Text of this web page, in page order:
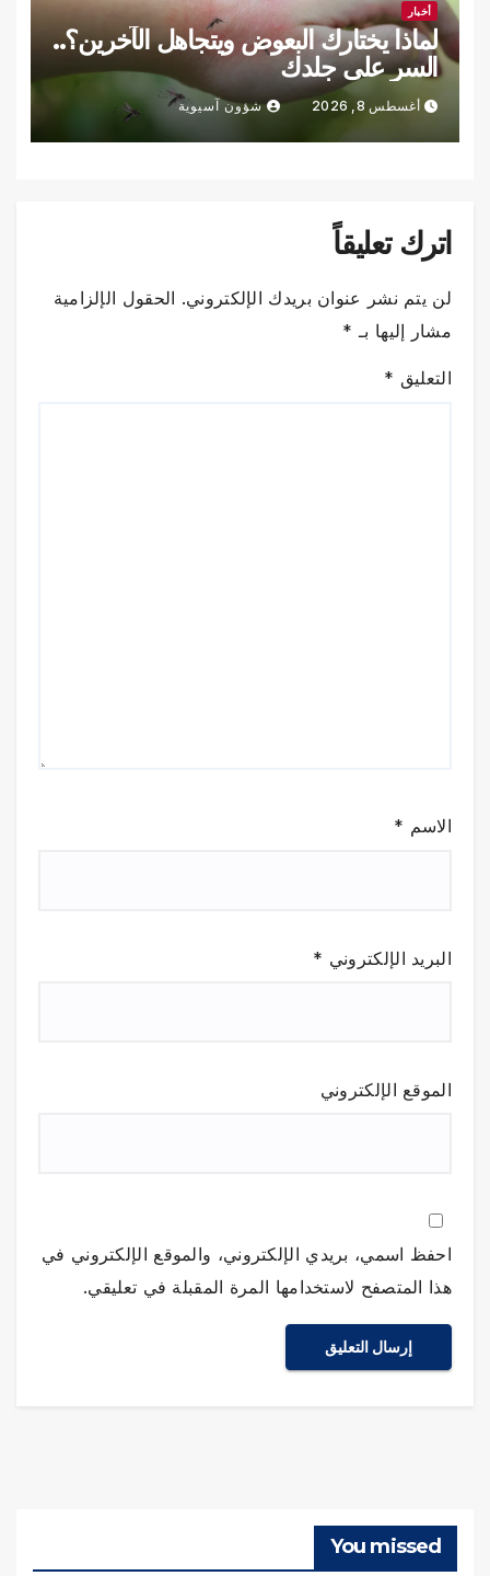
أخبار
لماذا يختارك البعوض ويتجاهل الآخرين؟..
السر على جلدك
أغسطس 8, 2026 شؤون آسيوية
اترك تعليقاً
لن يتم نشر عنوان بريدك الإلكتروني. الحقول الإلزامية
مشار إليها بـ *
التعليق *
الاسم *
البريد الإلكتروني *
الموقع الإلكتروني
احفظ اسمي، بريدي الإلكتروني، والموقع الإلكتروني في
هذا المتصفح لاستخدامها المرة المقبلة في تعليقي.
You missed